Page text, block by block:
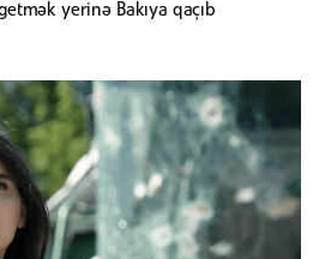
yerinə Bakıya qaçıb